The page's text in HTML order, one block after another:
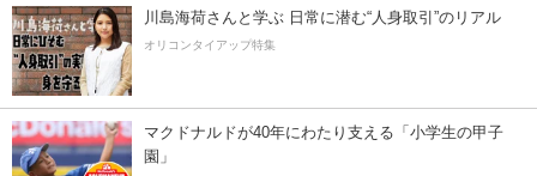
川島海荷さんと学ぶ 日常に潜む“人身取引”のリアル
オリコンタイアップ特集
マクドナルドが40年にわたり支える「小学生の甲子
園」